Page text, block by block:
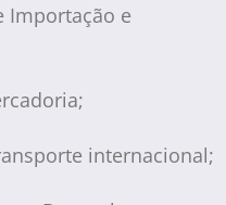
Importação e
internacional;